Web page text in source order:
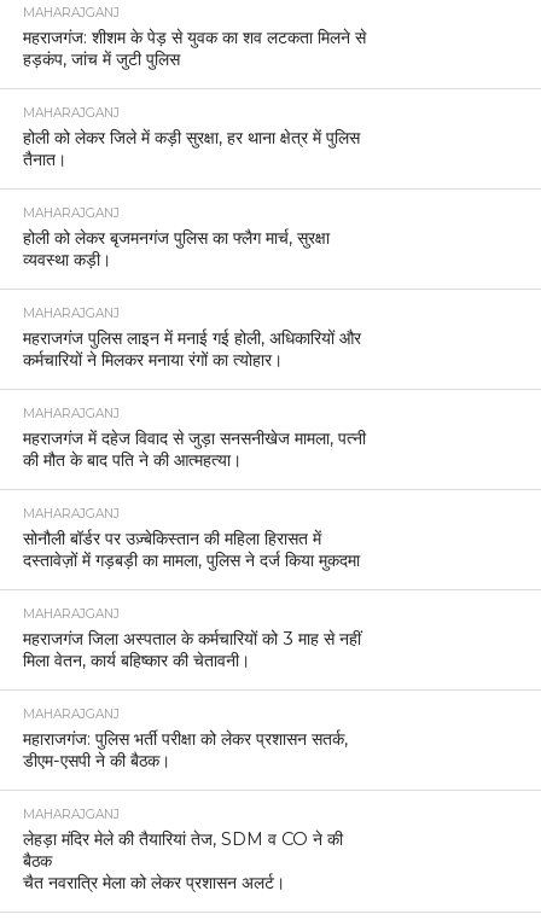
MAHARAJGANJ
महराजगंज: शीशम के पेड़ से युवक का शव लटकता मिलने से
हड़कंप, जांच में जुटी पुलिस
MAHARAJGANJ
होली को लेकर जिले में कड़ी सुरक्षा, हर थाना क्षेत्र में पुलिस
तैनात।
MAHARAJGANJ
होली को लेकर बृजमनगंज पुलिस का फ्लैग मार्च, सुरक्षा
व्यवस्था कड़ी।
MAHARAJGANJ
महराजगंज पुलिस लाइन में मनाई गई होली, अधिकारियों और
कर्मचारियों ने मिलकर मनाया रंगों का त्योहार।
MAHARAJGANJ
महराजगंज में दहेज विवाद से जुड़ा सनसनीखेज मामला, पत्नी
की मौत के बाद पति ने की आत्महत्या।
MAHARAJGANJ
सोनौली बॉर्डर पर उज़्बेकिस्तान की महिला हिरासत में
दस्तावेज़ों में गड़बड़ी का मामला, पुलिस ने दर्ज किया मुकदमा
MAHARAJGANJ
महराजगंज जिला अस्पताल के कर्मचारियों को 3 माह से नहीं
मिला वेतन, कार्य बहिष्कार की चेतावनी।
MAHARAJGANJ
महाराजगंज: पुलिस भर्ती परीक्षा को लेकर प्रशासन सतर्क,
डीएम-एसपी ने की बैठक।
MAHARAJGANJ
लेहड़ा मंदिर मेले की तैयारियां तेज, SDM व CO ने की
बैठक
चैत नवरात्रि मेला को लेकर प्रशासन अलर्ट।